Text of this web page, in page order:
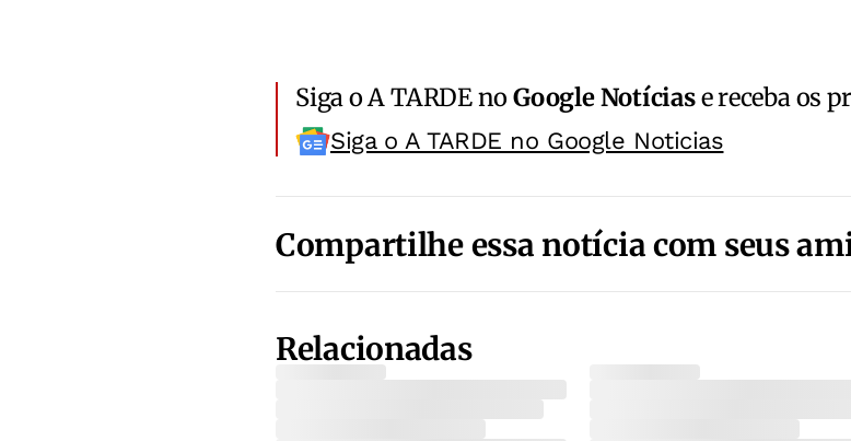
Siga o A TARDE noGoogle Notíciase receba os
Siga o A TARDE no Google Noticias
Compartilhe essa notícia com seus
Relacionadas